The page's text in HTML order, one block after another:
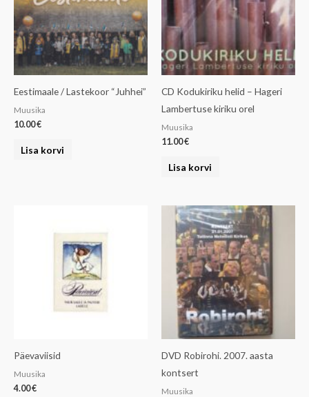
Eestimaale / Lastekoor “Juhhei”
Muusika
10.00€
Lisa korvi
CD Kodukiriku helid – Hageri
Lambertuse kiriku orel
Muusika
11.00€
Lisa korvi
Päevaviisid
Muusika
4.00€
DVD Robirohi. 2007. aasta
kontsert
Muusika